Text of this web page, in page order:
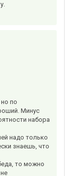
по
Минус
набора
надо только
знаешь, что
то можно